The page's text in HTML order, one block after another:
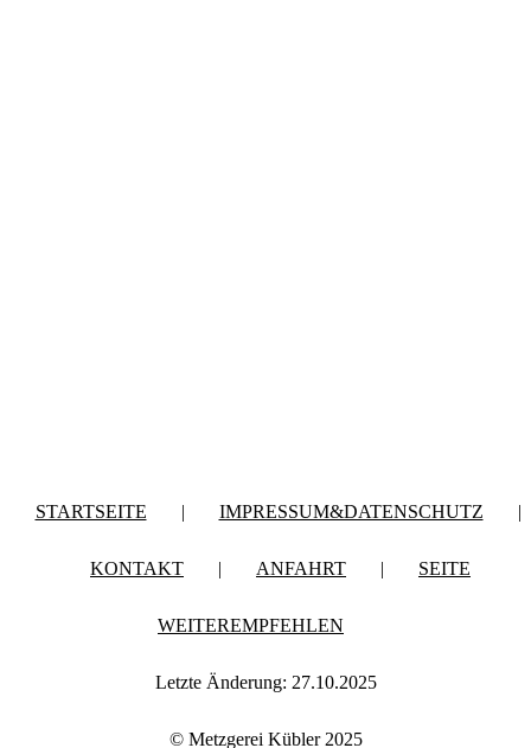
STARTSEITE | IMPRESSUM&DATENSCHUTZ |
KONTAKT | ANFAHRT | SEITE
WEITEREMPFEHLEN
Letzte Änderung: 27.10.2025
© Metzgerei Kübler 2025